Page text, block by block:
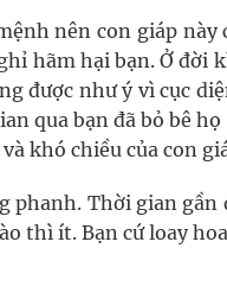
nên con giáp
hãm hại bạn. Ở đời
được như ý vì cục
qua bạn đã bỏ bê
khó chiều của con
phanh. Thời gian
thì ít. Bạn cứ loay